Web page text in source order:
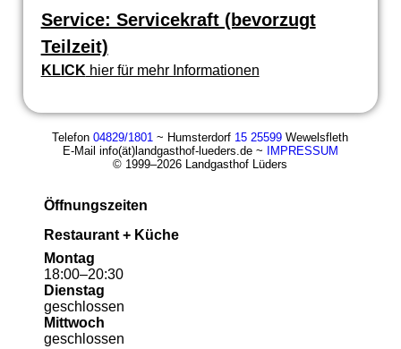
Service: Servicekraft (bevorzugt
Teilzeit)
KLICK hier für mehr Informationen
Telefon04829/1801 ~ Humsterdorf 15 25599 Wewelsfleth
E-Mail info(ät)landgasthof-lueders.de ~ IMPRESSUM
© 1999–2026 Landgasthof Lüders
Öffnungszeiten
Restaurant + Küche
Montag
18:00–20:30
Dienstag
geschlossen
Mittwoch
geschlossen